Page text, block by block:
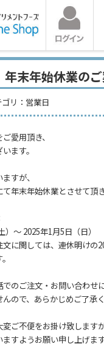
年末年始休業の
リ： 営業日
愛用頂き、
ます。
すが、
年末年始休業とさせて頂き
～ 2025年1月5日（日）
に関しては、連休明けの
のご注文・お問い合わせ
ので、あらかじめご了承く
ご不便をお掛け致しますが
すようお願い申し上げます